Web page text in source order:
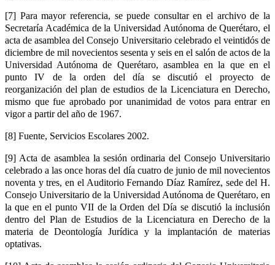
[7] Para mayor referencia, se puede consultar en el archivo de la
Secretaría Académica de la Universidad Autónoma de Querétaro, el
acta de asamblea del Consejo Universitario celebrado el veintidós de
diciembre de mil novecientos sesenta y seis en el salón de actos de la
Universidad Autónoma de Querétaro, asamblea en la que en el
punto IV de la orden del día se discutió el proyecto de
reorganización del plan de estudios de la Licenciatura en Derecho,
mismo que fue aprobado por unanimidad de votos para entrar en
vigor a partir del año de 1967.
[8] Fuente, Servicios Escolares 2002.
[9] Acta de asamblea la sesión ordinaria del Consejo Universitario
celebrado a las once horas del día cuatro de junio de mil novecientos
noventa y tres, en el Auditorio Fernando Díaz Ramírez, sede del H.
Consejo Universitario de la Universidad Autónoma de Querétaro, en
la que en el punto VII de la Orden del Día se discutió la inclusión
dentro del Plan de Estudios de la Licenciatura en Derecho de la
materia de Deontología Jurídica y la implantación de materias
optativas.